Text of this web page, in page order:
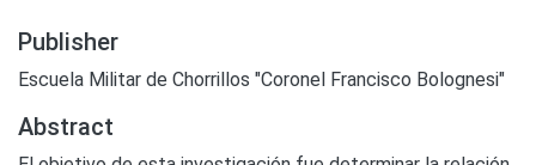
Publisher
Escuela Militar de Chorrillos "Coronel Francisco Bolognesi"
Abstract